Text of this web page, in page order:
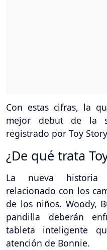
Con estas cifras, la
mejor debut de la
registrado por Toy
¿De qué trata
La nueva historia
relacionado con los
de los niños. Woody,
pandilla deberán
tableta inteligente
atención de Bonnie.